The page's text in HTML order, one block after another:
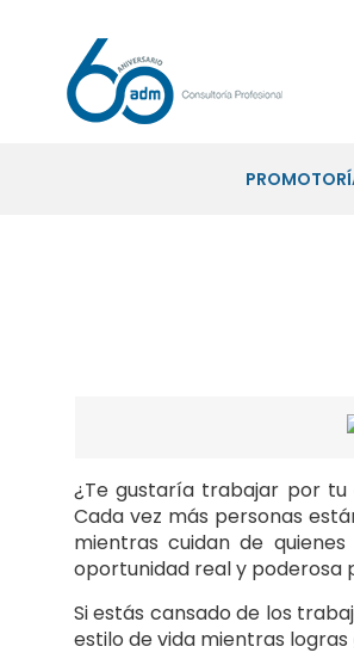
¿Te gustaría trabajar por tu
Cada vez más personas
mientras cuidan de
oportunidad real y poderosa
Si estás cansado de los
estilo de vida mientras logras